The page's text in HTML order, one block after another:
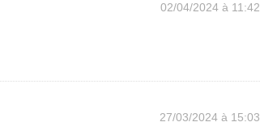
02/04/2024 à 11:42
27/03/2024 à 15:03